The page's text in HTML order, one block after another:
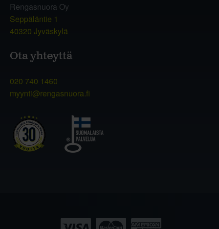
Rengasnuora Oy
Seppäläntie 1
40320 Jyväskylä
Ota yhteyttä
020 740 1460
myynti@rengasnuora.fi